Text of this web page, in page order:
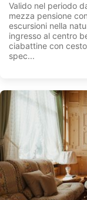
Valido nel periodo
mezza pensione
escursioni nella
ingresso al centro
ciabattine con
spec...